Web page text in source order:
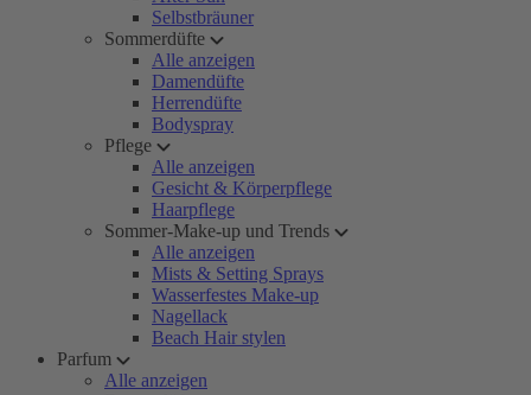
Selbstbräuner
Sommerdüfte
Alle anzeigen
Damendüfte
Herrendüfte
Bodyspray
Pflege
Alle anzeigen
Gesicht & Körperpflege
Haarpflege
Sommer-Make-up und Trends
Alle anzeigen
Mists & Setting Sprays
Wasserfestes Make-up
Nagellack
Beach Hair stylen
Parfum
Alle anzeigen